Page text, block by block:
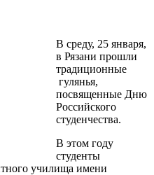
В среду, 25 января,
в Рязани прошли
традиционные
гулянья,
посвященные Дню
Российского
студенчества.
В этом году
студенты
училища имени